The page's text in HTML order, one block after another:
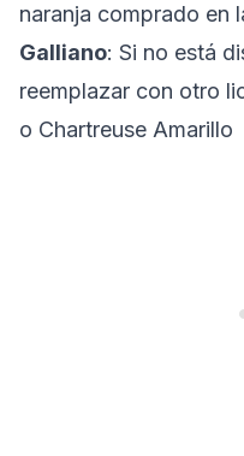
naranja comprado en
Galliano: Si no está
reemplazar con otro
o Chartreuse Amarillo